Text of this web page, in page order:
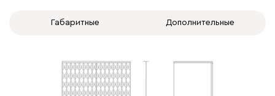
Габаритные Дополнительные